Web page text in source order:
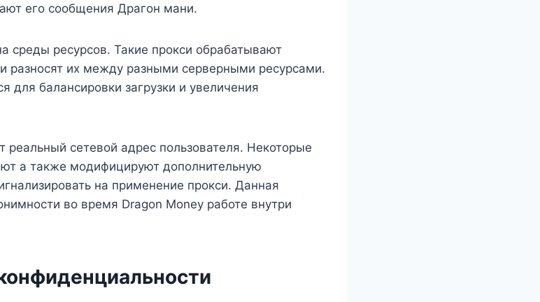
его сообщения Драгон мани.
среды ресурсов. Такие прокси обрабатывают
разносят их между разными серверными ресурсами.
для балансировки загрузки и увеличения
сетевой адрес пользователя. Некоторые
а также модифицируют дополнительную
на применение прокси. Данная
во время Dragon Money работе внутри